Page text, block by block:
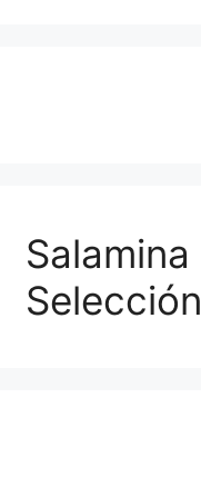
Salamina
Selección